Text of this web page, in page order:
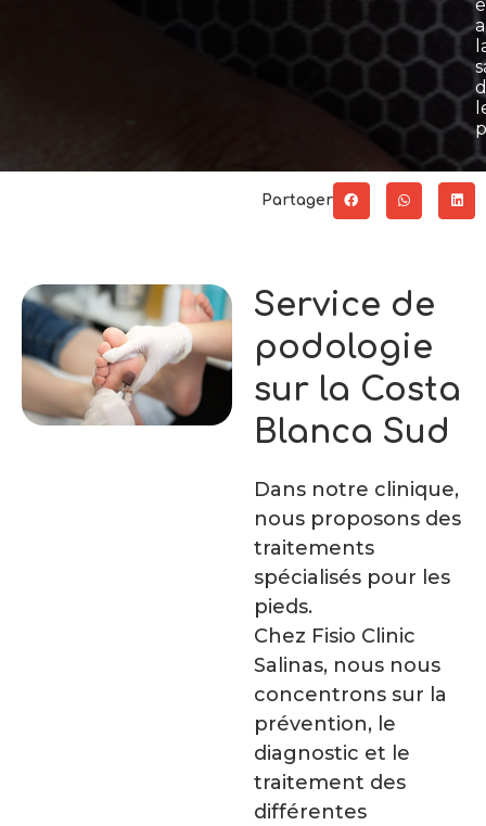
Partager
Service de
podologie
sur la Costa
Blanca Sud
Dans notre clinique,
nous proposons des
traitements
spécialisés pour les
pieds.
Chez Fisio Clinic
Salinas, nous nous
concentrons sur la
prévention, le
diagnostic et le
traitement des
différentes